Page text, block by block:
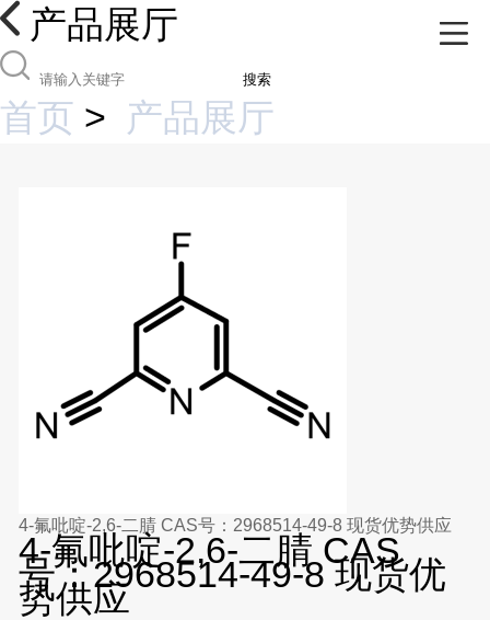
产品展厅
搜索
首页 > 产品展厅
4-氟吡啶-2,6-二腈 CAS号：2968514-49-8 现货优势供应
4-氟吡啶-2,6-二腈 CAS
号：2968514-49-8 现货优
势供应